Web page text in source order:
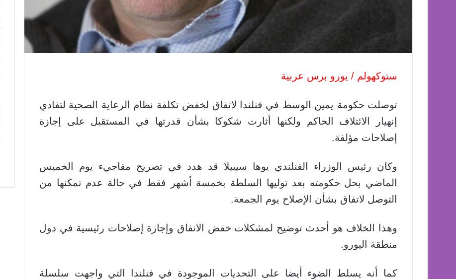
ستوكهولم / يورو برس عربية
توصلت حكومة يمين الوسط في فنلندا لاتفاق لخفض تكلفة نظام الرعاية الصحية لتفادي
إنهيار الائتلاف الحاكم ولكنها أثارت شكوكا بشأن قدرتها في المستقبل على إجازة
إصلاحات مؤلفة.
وكان رئيس الوزراء الفنلندي يوها سيبيلا قد هدد في تصريح مفاجيء يوم الخميس
الماضي بحل حكومته بعد توليها السلطة بخمسة أشهر فقط في حالة عدم تمكنها من
التوصل لاتفاق بشأن الإصلاح يوم الجمعة.
وهذا الخلاف هو أحدث توضيح لمشكلات خفض الانفاق وإجازة إصلاحات رئيسية في دول
منطقة اليورو.
كما أنه يسلط الضوء أيضا على التحديات الموجودة في فنلندا التي واجهت سلسلة